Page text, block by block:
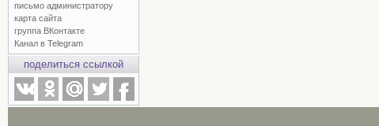
письмо администратору
карта сайта
группа ВКонтакте
Канал в Telegram
поделиться ссылкой